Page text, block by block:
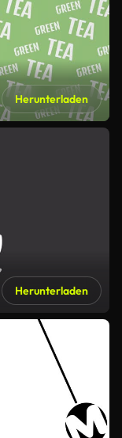
Herunterladen
Herunterladen